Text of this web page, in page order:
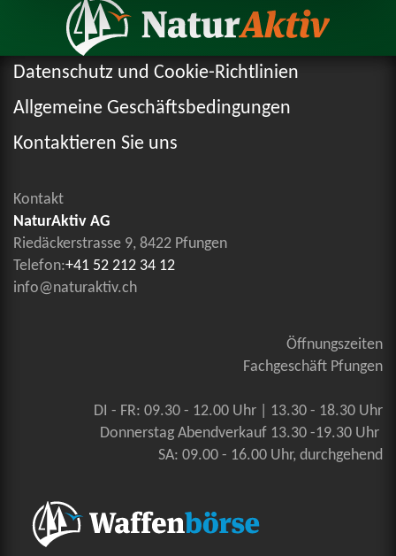
Datenschutz und Cookie-Richtlinien
Allgemeine Geschäftsbedingungen
Kontaktieren Sie uns
Kontakt
NaturAktiv AG
Riedäckerstrasse 9, 8422 Pfungen
Telefon:+41 52 212 34 12
info@naturaktiv.ch
Öffnungszeiten
Fachgeschäft Pfungen
DI - FR: 09.30 - 12.00 Uhr | 13.30 - 18.30 Uhr
Donnerstag Abendverkauf 13.30 -19.30 Uhr
SA: 09.00 - 16.00 Uhr, durchgehend